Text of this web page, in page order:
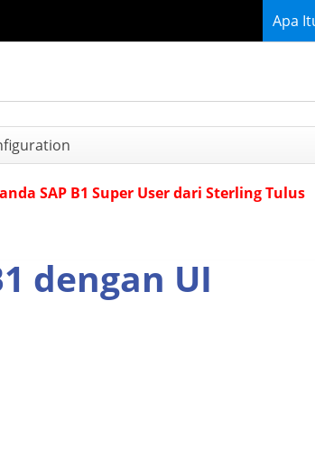
Apa
SAP B1 Super User dari Sterling Tulus
dengan UI